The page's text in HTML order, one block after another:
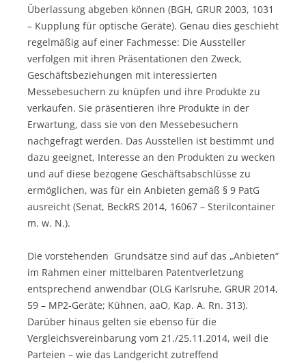
Überlassung abgeben können (BGH, GRUR 2003, 1031
– Kupplung für optische Geräte). Genau dies geschieht
regelmäßig auf einer Fachmesse: Die Aussteller
verfolgen mit ihren Präsentationen den Zweck,
Geschäftsbeziehungen mit interessierten
Messebesuchern zu knüpfen und ihre Produkte zu
verkaufen. Sie präsentieren ihre Produkte in der
Erwartung, dass sie von den Messebesuchern
nachgefragt werden. Das Ausstellen ist bestimmt und
dazu geeignet, Interesse an den Produkten zu wecken
und auf diese bezogene Geschäftsabschlüsse zu
ermöglichen, was für ein Anbieten gemäß § 9 PatG
ausreicht (Senat, BeckRS 2014, 16067 – Sterilcontainer
m. w. N.).
Die vorstehenden Grundsätze sind auf das „Anbieten“
im Rahmen einer mittelbaren Patentverletzung
entsprechend anwendbar (OLG Karlsruhe, GRUR 2014,
59 – MP2-Geräte; Kühnen, aaO, Kap. A. Rn. 313).
Darüber hinaus gelten sie ebenso für die
Vergleichsvereinbarung vom 21./25.11.2014, weil die
Parteien – wie das Landgericht zutreffend